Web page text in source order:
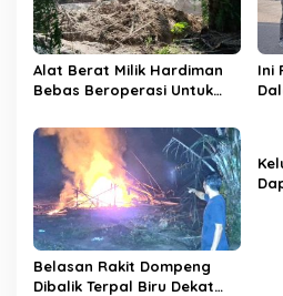
Alat Berat Milik Hardiman
Bebas Beroperasi Untuk
Dusun Lembah Kuamang
Ini
Belasan Rakit Dompeng
Dibalik Terpal Biru Dekat